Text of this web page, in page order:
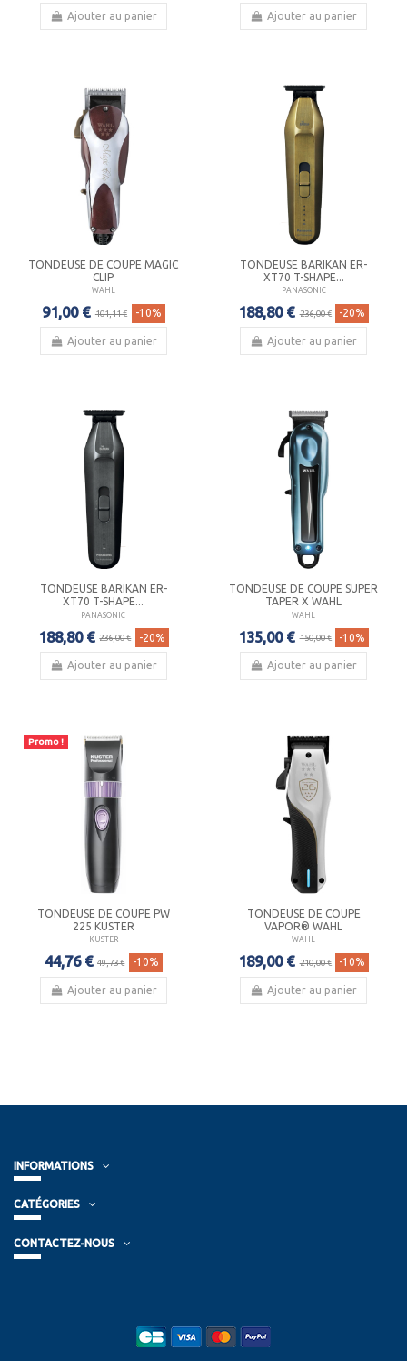
Ajouter au panier Ajouter au panier
TONDEUSE DE COUPE MAGIC
CLIP
WAHL
91,00 € 101,11 € -10%
Ajouter au panier
TONDEUSE BARIKAN ER-
XT70 T-SHAPE...
PANASONIC
188,80 € 236,00 € -20%
Ajouter au panier
TONDEUSE BARIKAN ER-
XT70 T-SHAPE...
PANASONIC
188,80 € 236,00 € -20%
Ajouter au panier
TONDEUSE DE COUPE SUPER
TAPER X WAHL
WAHL
135,00 € 150,00 € -10%
Ajouter au panier
Promo !
TONDEUSE DE COUPE PW
225 KUSTER
KUSTER
44,76 € 49,73 € -10%
Ajouter au panier
TONDEUSE DE COUPE
VAPOR® WAHL
WAHL
189,00 € 210,00 € -10%
Ajouter au panier
INFORMATIONS
CATÉGORIES
CONTACTEZ-NOUS